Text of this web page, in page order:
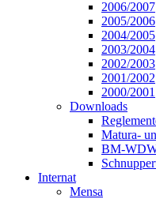
2006/2007
2005/2006
2004/2005
2003/2004
2002/2003
2001/2002
2000/2001
Downloads
Matura-
BM-
Internat
Mensa